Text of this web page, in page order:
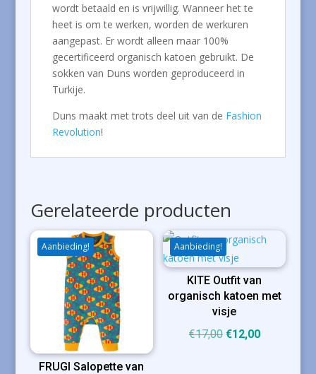
wordt betaald en is vrijwillig. Wanneer het te
heet is om te werken, worden de werkuren
aangepast. Er wordt alleen maar 100%
gecertificeerd organisch katoen gebruikt. De
sokken van Duns worden geproduceerd in
Turkije.
Duns maakt met trots deel uit van de Fashion
Revolution!
Gerelateerde producten
Aanbieding!
FRUGI Salopette van
Aanbieding!
KITE Outfit van
organisch katoen met
visje
€17,00 Oorspronkelijke
€12,00Huidige